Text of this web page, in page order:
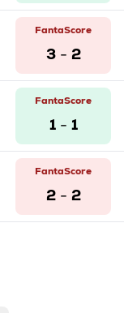
FantaScore
3 - 2
FantaScore
1 - 1
FantaScore
2 - 2